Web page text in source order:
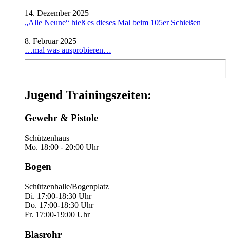
14. Dezember 2025
„Alle Neune“ hieß es dieses Mal beim 105er Schießen
8. Februar 2025
…mal was ausprobieren…
Jugend Trainingszeiten:
Gewehr & Pistole
Schützenhaus
Mo. 18:00 - 20:00 Uhr
Bogen
Schützenhalle/Bogenplatz
Di. 17:00-18:30 Uhr
Do. 17:00-18:30 Uhr
Fr. 17:00-19:00 Uhr
Blasrohr